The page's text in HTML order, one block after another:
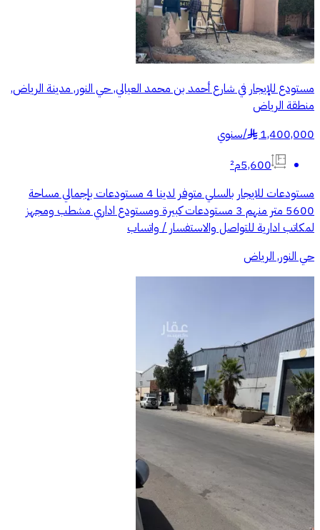
مستودع للإيجار في شارع أحمد بن محمد العيالي, حي النور, مدينة الرياض,
منطقة الرياض
1,400,000
§
/سنوي
5,600م²
مستودعات للايجار بالسلي متوفر لدينا 4 مستودعات بإجمالي مساحة
5600 متر منهم 3 مستودعات كبيرة ومستودع اداري مشطب ومجهز
لمكاتب ادارية للتواصل والاستفسار / واتساب
حي النور, الرياض